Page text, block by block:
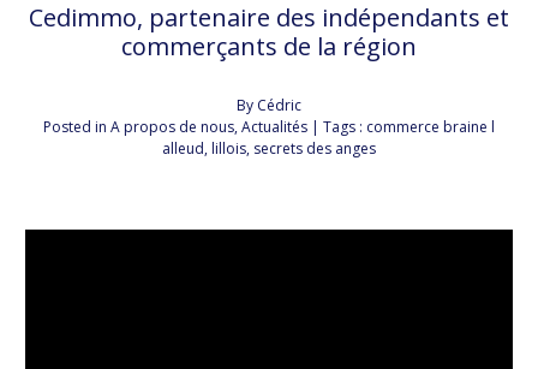
Cedimmo, partenaire des indépendants et
commerçants de la région
By Cédric
Posted in A propos de nous,Actualités | Tags : commerce braine l
alleud, lillois, secrets des anges